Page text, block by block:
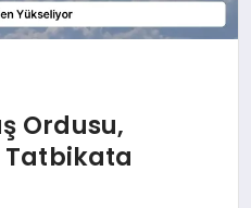
Ordusu,
Tatbikata